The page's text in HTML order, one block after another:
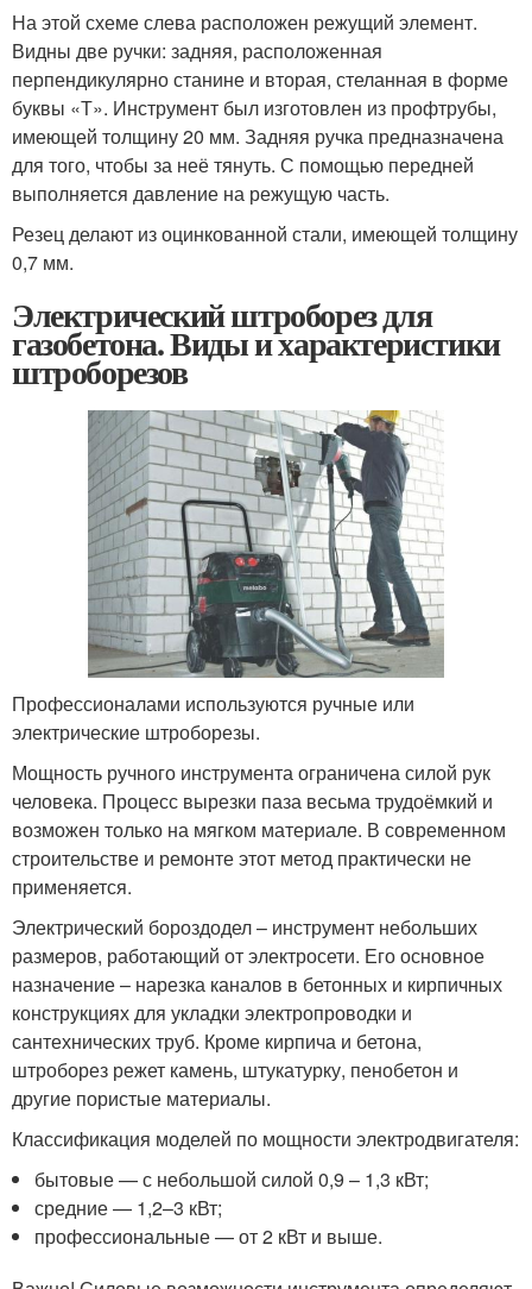
На этой схеме слева расположен режущий элемент.
Видны две ручки: задняя, расположенная
перпендикулярно станине и вторая, стеланная в форме
буквы «Т». Инструмент был изготовлен из профтрубы,
имеющей толщину 20 мм. Задняя ручка предназначена
для того, чтобы за неё тянуть. С помощью передней
выполняется давление на режущую часть.
Резец делают из оцинкованной стали, имеющей толщину
0,7 мм.
Электрический штроборез для
газобетона. Виды и характеристики
штроборезов
Профессионалами используются ручные или
электрические штроборезы.
Мощность ручного инструмента ограничена силой рук
человека. Процесс вырезки паза весьма трудоёмкий и
возможен только на мягком материале. В современном
строительстве и ремонте этот метод практически не
применяется.
Электрический бороздодел – инструмент небольших
размеров, работающий от электросети. Его основное
назначение – нарезка каналов в бетонных и кирпичных
конструкциях для укладки электропроводки и
сантехнических труб. Кроме кирпича и бетона,
штроборез режет камень, штукатурку, пенобетон и
другие пористые материалы.
Классификация моделей по мощности электродвигателя:
бытовые — с небольшой силой 0,9 – 1,3 кВт;
средние — 1,2–3 кВт;
профессиональные — от 2 кВт и выше.